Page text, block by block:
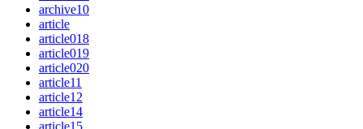
archive10
article
article018
article019
article020
article11
article12
article14
article15